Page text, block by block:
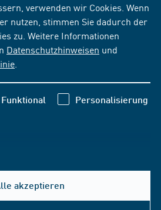
verwenden wir Cookies. Wenn
nutzen, stimmen Sie dadurch der
zu. Weitere Informationen
Datenschutzhinweisen und
Funktional Personalisierung
akzeptieren
Hilfe & Kontakt